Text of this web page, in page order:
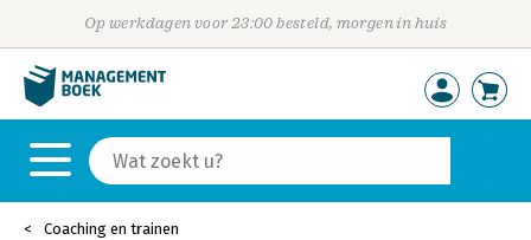
Op werkdagen voor 23:00 besteld, morgen in huis
Coaching en trainen